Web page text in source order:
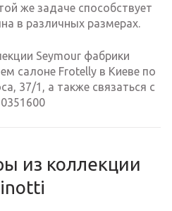
же задаче способствует
в различных размерах.
Seymour фабрики
салоне Frotelly в Киеве по
37/1, а также связаться с
из коллекции